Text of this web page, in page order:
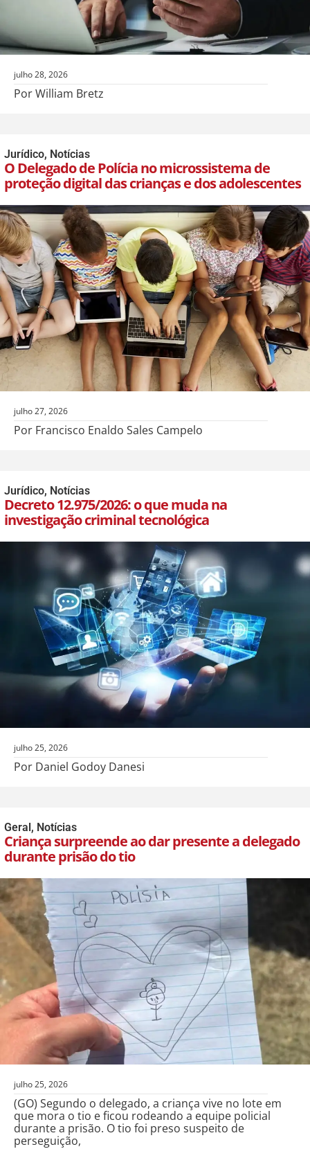
julho 28, 2026
Por William Bretz
Jurídico, Notícias
O Delegado de Polícia no microssistema de
proteção digital das crianças e dos adolescentes
julho 27, 2026
Por Francisco Enaldo Sales Campelo
Jurídico, Notícias
Decreto 12.975/2026: o que muda na
investigação criminal tecnológica
julho 25, 2026
Por Daniel Godoy Danesi
Geral, Notícias
Criança surpreende ao dar presente a delegado
durante prisão do tio
julho 25, 2026
(GO) Segundo o delegado, a criança vive no lote em
que mora o tio e ficou rodeando a equipe policial
durante a prisão. O tio foi preso suspeito de
perseguição,